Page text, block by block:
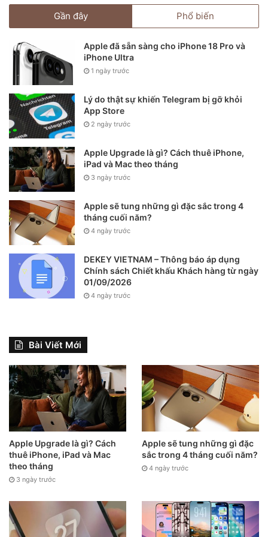
Gần đây Phổ biến
Apple đã sẵn sàng cho iPhone 18 Pro và
iPhone Ultra
1 ngày trước
Lý do thật sự khiến Telegram bị gỡ khỏi
App Store
2 ngày trước
Apple Upgrade là gì? Cách thuê iPhone,
iPad và Mac theo tháng
3 ngày trước
Apple sẽ tung những gì đặc sắc trong 4
tháng cuối năm?
4 ngày trước
DEKEY VIETNAM – Thông báo áp dụng
Chính sách Chiết khấu Khách hàng từ ngày
01/09/2026
4 ngày trước
Bài Viết Mới
Apple Upgrade là gì? Cách
thuê iPhone, iPad và Mac
theo tháng
3 ngày trước
Apple sẽ tung những gì đặc
sắc trong 4 tháng cuối năm?
4 ngày trước